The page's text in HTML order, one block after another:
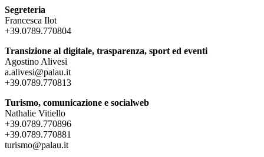
Segreteria
Francesca Ilot
+39.0789.770804
Transizione al digitale, trasparenza, sport ed eventi
Agostino Alivesi
a.alivesi@palau.it
+39.0789.770813
Turismo, comunicazione e socialweb
Nathalie Vitiello
+39.0789.770896
+39.0789.770881
turismo@palau.it